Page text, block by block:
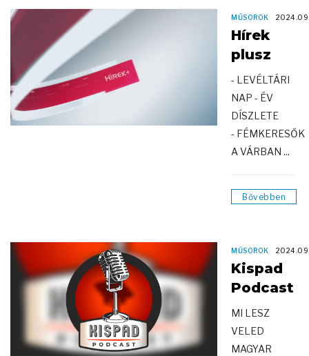
MŰSOROK
Hírek
plusz
- LEVÉLTÁRI
NAP - ÉV
DÍSZLETE
- FÉMKERESŐK
A VÁRBAN ...
Bővebben
MŰSOROK
Kispad
Podcast
MI LESZ
VELED
MAGYAR